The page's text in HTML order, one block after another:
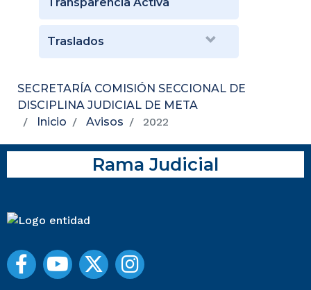
Traslados
SECRETARÍA COMISIÓN SECCIONAL DE
DISCIPLINA JUDICIAL DE META
Inicio
Avisos 2022
Rama Judicial